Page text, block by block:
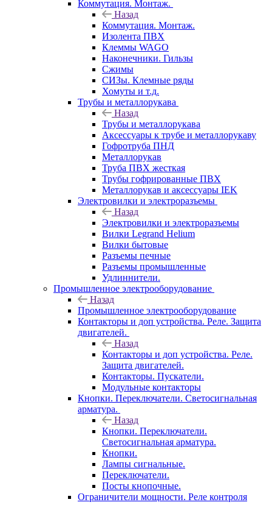
Коммутация. Монтаж.
Назад
Коммутация. Монтаж.
Изолента ПВХ
Клеммы WAGO
Наконечники. Гильзы
Сжимы
СИЗы. Клемные ряды
Хомуты и т.д.
Трубы и металлорукава
Назад
Трубы и металлорукава
Аксессуары к трубе и металлорукаву
Гофротруба ПНД
Металлорукав
Труба ПВХ жесткая
Трубы гофрированные ПВХ
Металлорукав и аксессуары IEK
Электровилки и электроразъемы
Назад
Электровилки и электроразъемы
Вилки Legrand Helium
Вилки бытовые
Разъемы печные
Разъемы промышленные
Удлиннители.
Промышленное электрооборудование
Назад
Промышленное электрооборудование
Контакторы и доп устройства. Реле. Защита
двигателей.
Назад
Контакторы и доп устройства. Реле.
Защита двигателей.
Контакторы. Пускатели.
Модульные контакторы
Кнопки. Переключатели. Светосигнальная
арматура.
Назад
Кнопки. Переключатели.
Светосигнальная арматура.
Кнопки.
Лампы сигнальные.
Переключатели.
Посты кнопочные.
Ограничители мощности. Реле контроля